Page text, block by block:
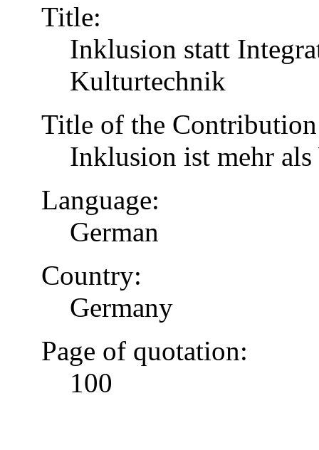
Title:
Inklusion statt
Kulturtechnik
Title of the
Inklusion ist mehr
Language:
German
Country:
Germany
Page of quotation:
100